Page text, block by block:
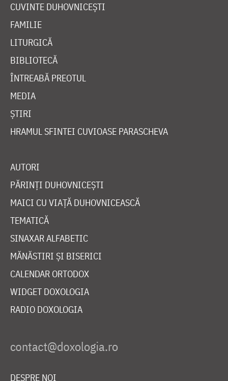
CUVINTE DUHOVNICEȘTI
FAMILIE
LITURGICĂ
BIBLIOTECĂ
ÎNTREABĂ PREOTUL
MEDIA
ȘTIRI
HRAMUL SFINTEI CUVIOASE PARASCHEVA
AUTORI
PĂRINȚI DUHOVNICEȘTI
MAICI CU VIAȚĂ DUHOVNICEASCĂ
TEMATICĂ
SINAXAR ALFABETIC
MĂNĂSTIRI ȘI BISERICI
CALENDAR ORTODOX
WIDGET DOXOLOGIA
RADIO DOXOLOGIA
DESPRE NOI